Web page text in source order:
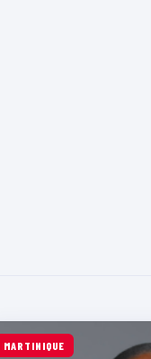
MARTINIQUE